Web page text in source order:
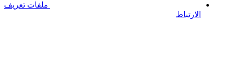
ملفات تعريف
الارتباط